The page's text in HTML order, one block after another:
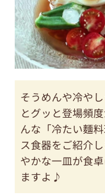
そうめんや冷や
とグッと登場頻
んな「冷たい麵
ス食器をご紹介
やかな一皿が食
ますよ♪